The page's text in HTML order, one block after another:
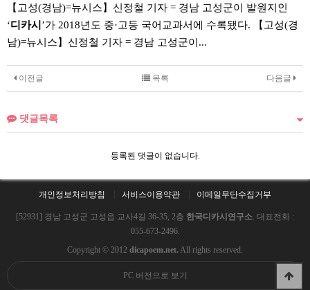
【고성(경남)=뉴시스】신정철 기자 = 경남 고성군이 발원지인
‘디카시 ’가 2018년도 중·고등 국어교과서에 수록됐다. 【고성(경
남)=뉴시스】신정철 기자 = 경남 고성군이...
이전글 다음글
목록
댓글목록
등록된 댓글이 없습니다.
개인정보처리방침 서비스이용약관 이메일무단수집거부
[52931] 경남 고성군 고성읍 교사4길 36-35, 2층 한국디카시연구소. 대표전화 :
055-673-2496.
Copyright © 2012 dicapoem.net. All rights reserved.
PC 버전으로 보기